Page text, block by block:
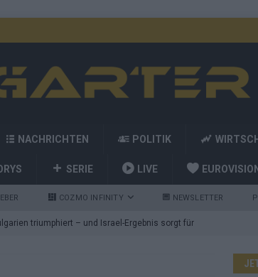
NACHRICHTEN POLITIK
SERIE LIVE EUROVISION
COZMO INFINITY NEWSLETTER
triumphiert – und Israel-Ergebnis sorgt für
ESC-Finale 2026 in Wien